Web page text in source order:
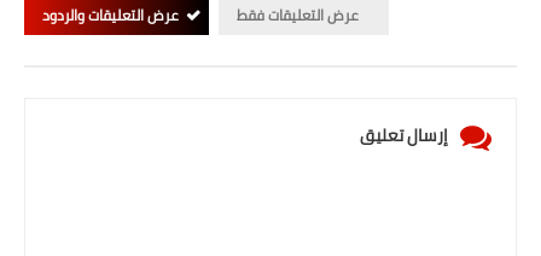
عرض التعليقات فقط
عرض التعليقات والردود
إرسال تعليق